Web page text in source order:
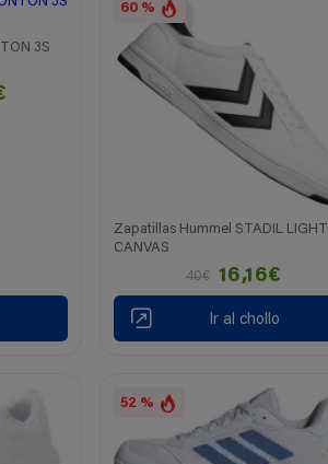
3S
60 %
Zapatillas Hummel STADIL LIGHT
CANVAS
40€
16,16€
Ir al chollo
52 %